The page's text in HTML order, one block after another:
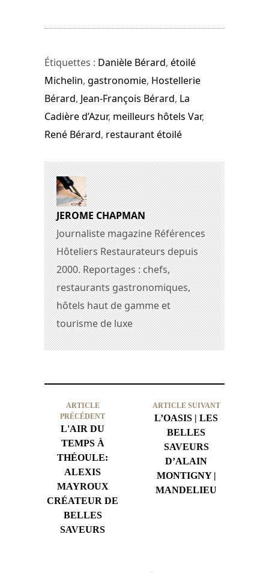
Étiquettes : Danièle Bérard, étoilé
Michelin, gastronomie, Hostellerie
Bérard, Jean-François Bérard, La
Cadière d’Azur, meilleurs hôtels Var,
René Bérard, restaurant étoilé
JEROME CHAPMAN
Journaliste magazine Références
Hôteliers Restaurateurs depuis
2000. Reportages : chefs,
restaurants gastronomiques,
hôtels haut de gamme et
tourisme de luxe
ARTICLE
PRÉCÉDENT
L'AIR DU
TEMPS À
THÉOULE:
ALEXIS
MAYROUX
CRÉATEUR DE
BELLES
SAVEURS
ARTICLE SUIVANT
L’OASIS | LES
BELLES
SAVEURS
D’ALAIN
MONTIGNY |
MANDELIEU